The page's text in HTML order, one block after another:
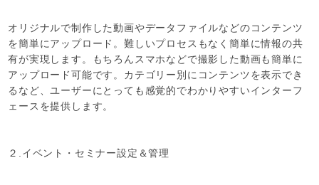
オリジナルで制作した動画やデータファイルなどのコンテンツ
を簡単にアップロード。難しいプロセスもなく簡単に情報の共
有が実現します。もちろんスマホなどで撮影した動画も簡単に
アップロード可能です。カテゴリー別にコンテンツを表示でき
るなど、ユーザーにとっても感覚的でわかりやすいインターフ
ェースを提供します。
２.イベント・セミナー設定＆管理